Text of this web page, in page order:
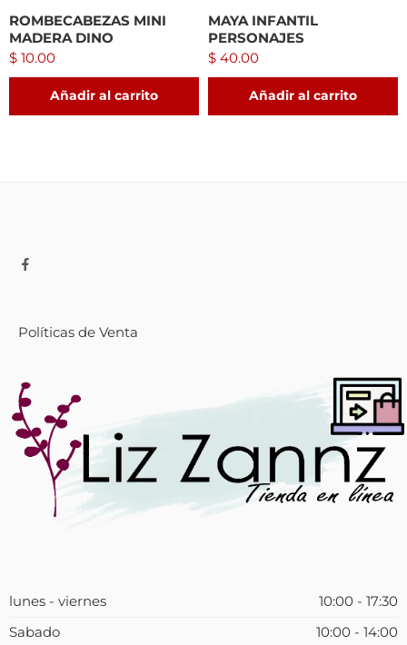
ROMBECABEZAS MINI
MADERA DINO
$ 10.00
Añadir al carrito
MAYA INFANTIL
PERSONAJES
$ 40.00
Añadir al carrito
Políticas de Venta
lunes - viernes
10:00 - 17:30
Sabado
10:00 - 14:00